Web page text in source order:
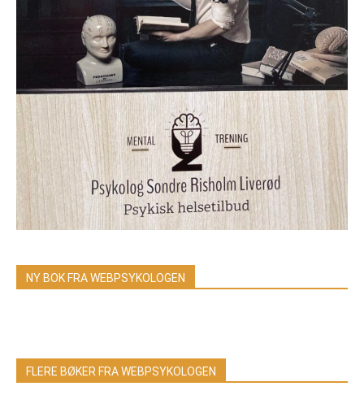
NY BOK FRA WEBPSYKOLOGEN
FLERE BØKER FRA WEBPSYKOLOGEN